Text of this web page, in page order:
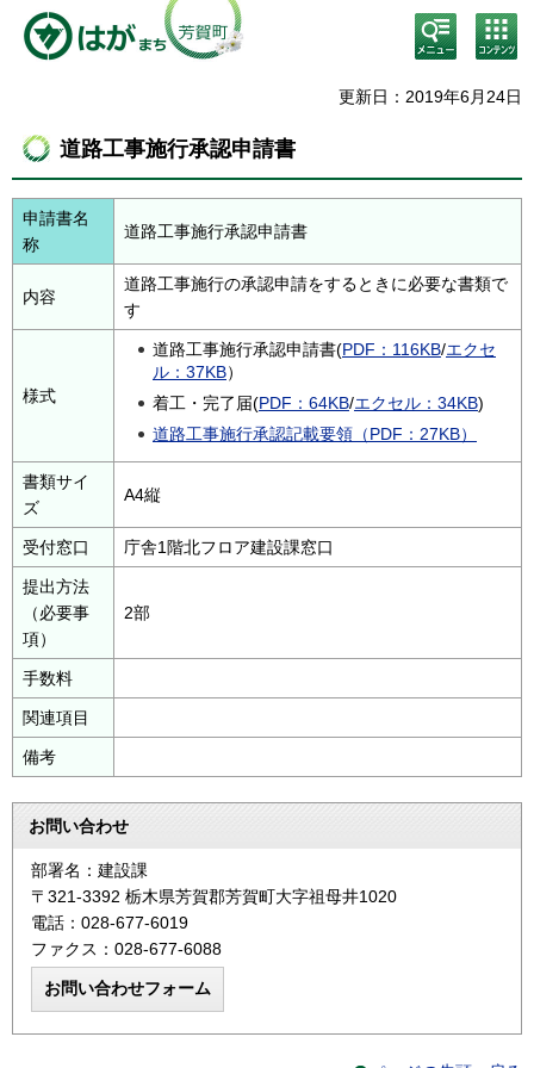
検
索・
メニ
コン
テン
ニュ
更新日：2019年6月24日
道路工事施行承認申請書
申請書名
称
道路工事施行承認申請書
内容
道路工事施行の承認申請をするときに必要な書類で
す
様式
道路工事施行承認申請書(PDF：116KB/エクセ
ル：37KB）
着工・完了届(PDF：64KB/エクセル：34KB)
道路工事施行承認記載要領（PDF：27KB）
書類サイ
ズ
A4縦
受付窓口 庁舎1階北フロア建設課窓口
提出方法
（必要事
項）
2部
手数料
関連項目
備考
お問い合わせ
部署名：建設課
〒321-3392 栃木県芳賀郡芳賀町大字祖母井1020
電話：028-677-6019
ファクス：028-677-6088